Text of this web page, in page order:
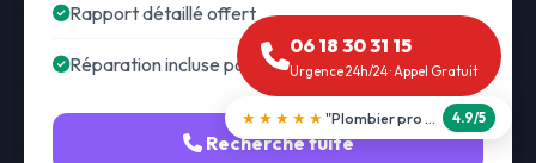
Rapport détaillé offert
Réparation incluse possible
Recherche fuite
06 18 30 31 15
Urgence 24h/24 · Appel Gratuit
★★★★★ "Débouchage WC en 30 min" 5.0/5